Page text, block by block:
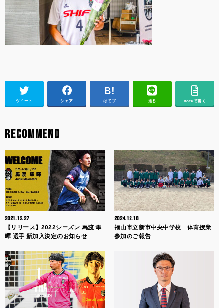
ツイート シェア はてブ 送る noteで書く
RECOMMEND
2021.12.27
【リリース】2022シーズン 馬渡 隼
暉 選手 新加入決定のお知らせ
2024.12.18
福山市立新市中央中学校 体育授業
参加のご報告